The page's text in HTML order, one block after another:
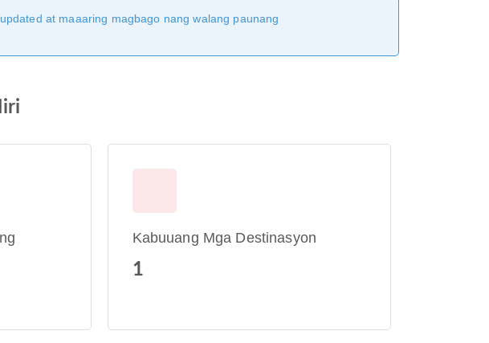
at maaaring magbago nang walang paunang
Kabuuang Mga Destinasyon
1